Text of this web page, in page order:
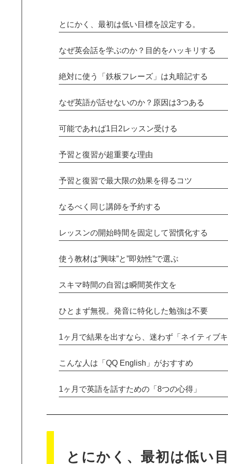
とにかく、最初は低い目標を設定する。
なぜ英会話を学ぶのか？目的をハッキリする
絶対に使う「鉄板フレーズ」は丸暗記する
なぜ英語が話せないのか？原因は3つある
可能であれば1日2レッスン受ける
予習と復習が超重要な理由
予習と復習で最大限の効果を得るコツ
なるべく同じ講師を予約する
レッスンの開始時間を固定して習慣化する
使う教材は”興味”と”即効性”で選ぶ
スキマ時間の自習は瞬間英作文を
ひとまず無視。発音に特化した勉強は不要
1ヶ月で結果を出すなら、迷わず「ネイティブキ
こんな人は「QQ English」がおすすめ
1ヶ月で英語を話すための「8つの心得」
とにかく、最初は低い